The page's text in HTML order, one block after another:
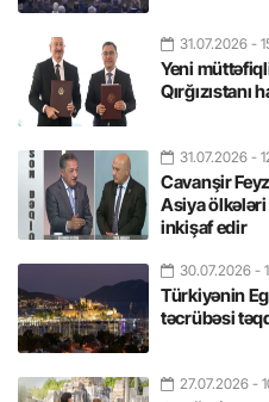
31.07.2026 -
Yeni
Qırğızıstanı
31.07.2026 -
Cavanşir
Asiya ölkələri
inkişaf edir
30.07.2026 -
Türkiyənin
təcrübəsi
27.07.2026 -